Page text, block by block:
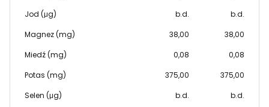
Jod (μg)
b.d.
b.d.
Magnez (mg)
38,00
38,00
Miedź (mg)
0,08
0,08
Potas (mg)
375,00
375,00
Selen (μg)
b.d.
b.d.